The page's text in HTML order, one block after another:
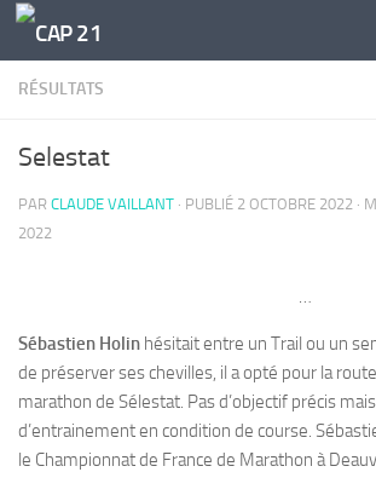
Skip to content
RÉSULTATS
Selestat
PAR CLAUDE VAILLANT · PUBLIÉ 2 OCTOBRE 2022 ·
2022
…
Sébastien Holin hésitait entre un Trail ou un
de préserver ses chevilles, il a opté pour la
marathon de Sélestat. Pas d’objectif précis
d’entrainement en condition de course.
le Championnat de France de Marathon à